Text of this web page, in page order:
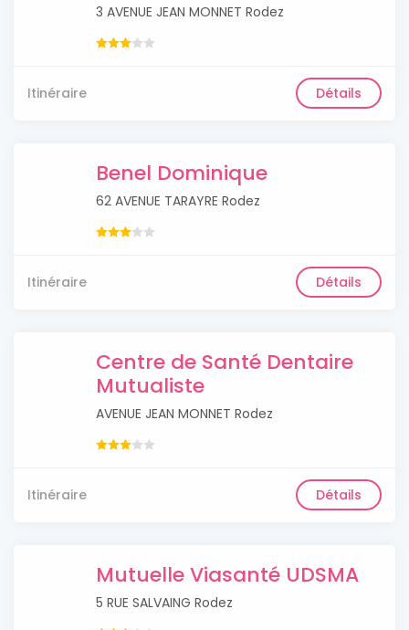
3 AVENUE JEAN MONNET Rodez
Itinéraire Détails
Benel Dominique
62 AVENUE TARAYRE Rodez
Itinéraire Détails
Centre de Santé Dentaire
Mutualiste
AVENUE JEAN MONNET Rodez
Itinéraire Détails
Mutuelle Viasanté UDSMA
5 RUE SALVAING Rodez